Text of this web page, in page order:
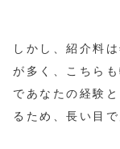
しかし、紹介料
が多く、こちら
であなたの経験
るため、長い目で